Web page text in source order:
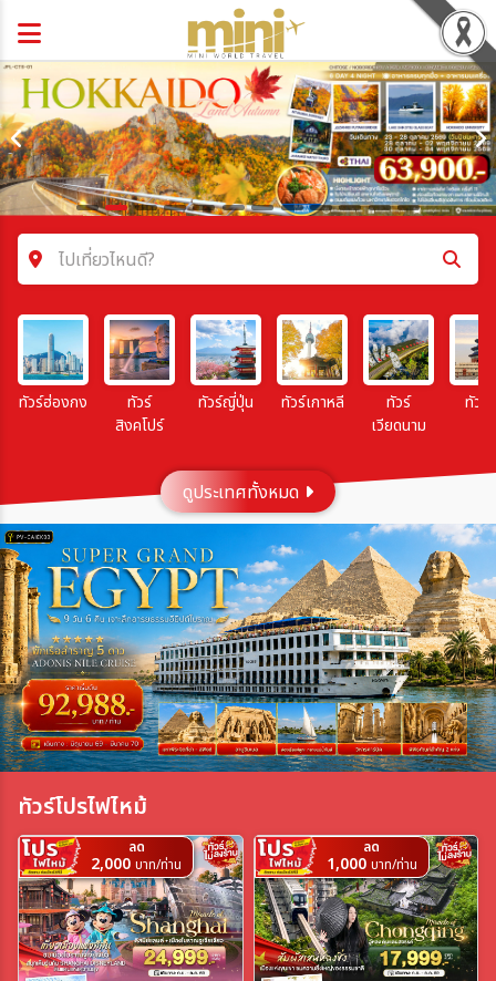
ไปเที่ยวไหนดี?
ค้นหาโปรแกรมทัวร์
คำค้นหา
ประเทศ
เมือง
สายการบิน
ตั้งแต่วันที่
ถึงวันที่
เฉพาะเดือน
ทัวร์ฮ่องกง
ทัวร์
สิงคโปร์
ทัวร์ญี่ปุ่น ทัวร์เกาหลี
ทัวร์
เวียดนาม
ทัวร์
ดูประเทศทั้งหมด
ทัวร์โปรไฟไหม้
ลด
2,000 บาท/ท่าน
ลด
1,000 บาท/ท่าน